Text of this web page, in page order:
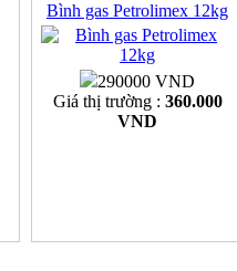
Bình gas Petrolimex 12kg
290000 VND
Giá thị trường : 360.000
VND